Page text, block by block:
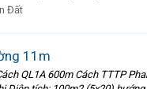
Đất
11m
QL1A 600m Cách TTTP